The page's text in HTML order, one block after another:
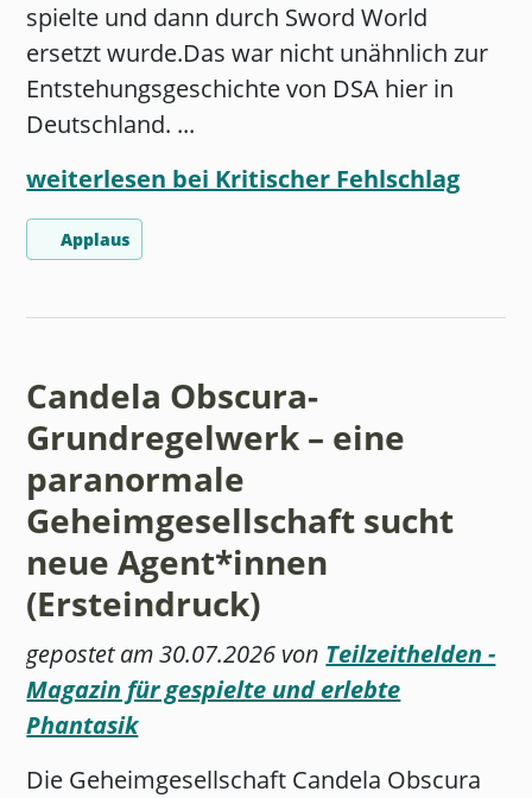
spielte und dann durch Sword World
ersetzt wurde.Das war nicht unähnlich zur
Entstehungsgeschichte von DSA hier in
Deutschland. ...
weiterlesen bei Kritischer Fehlschlag
Applaus
Candela Obscura-
Grundregelwerk – eine
paranormale
Geheimgesellschaft sucht
neue Agent*innen
(Ersteindruck)
gepostet am 30.07.2026 von Teilzeithelden -
Magazin für gespielte und erlebte
Phantasik
Die Geheimgesellschaft Candela Obscura